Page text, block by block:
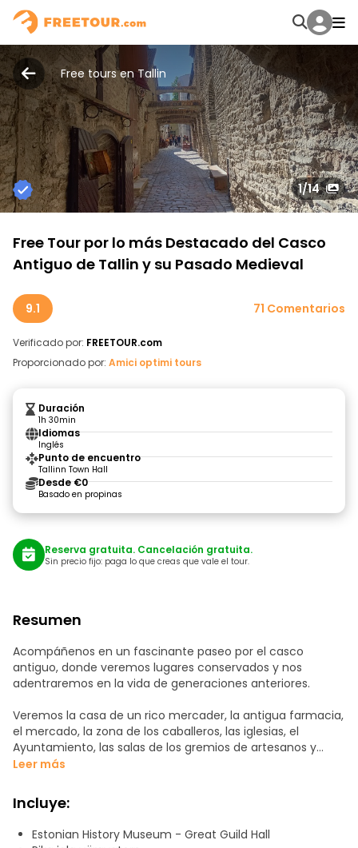
Free tours en Tallin
1/14
Free Tour por lo más Destacado del Casco
Antiguo de Tallin y su Pasado Medieval
9.1 71 Comentarios
Verificado por: FREETOUR.com
Proporcionado por: Amici optimi tours
Duración
1h 30min
Idiomas
Inglés
Punto de encuentro
Tallinn Town Hall
Desde €0
Basado en propinas
Reserva gratuita. Cancelación gratuita.
Sin precio fijo: paga lo que creas que vale el tour.
Resumen
Acompáñenos en un fascinante paseo por el casco
antiguo, donde veremos lugares conservados y nos
adentraremos en la vida de generaciones anteriores.
Veremos la casa de un rico mercader, la antigua farmacia,
el mercado, la zona de los caballeros, las iglesias, el
Ayuntamiento, las salas de los gremios de artesanos y
mercaderes y, por supuesto, la muralla y las torres de la
Aprenda quién vivía en la ciudad alta y en la baja, quién no
pagaba tasas para entrar en la ciudad, cómo se trataba la
embriaguez, el precio de la pimienta negra, por qué a
Leer más
Incluye:
Estonian History Museum - Great Guild Hall